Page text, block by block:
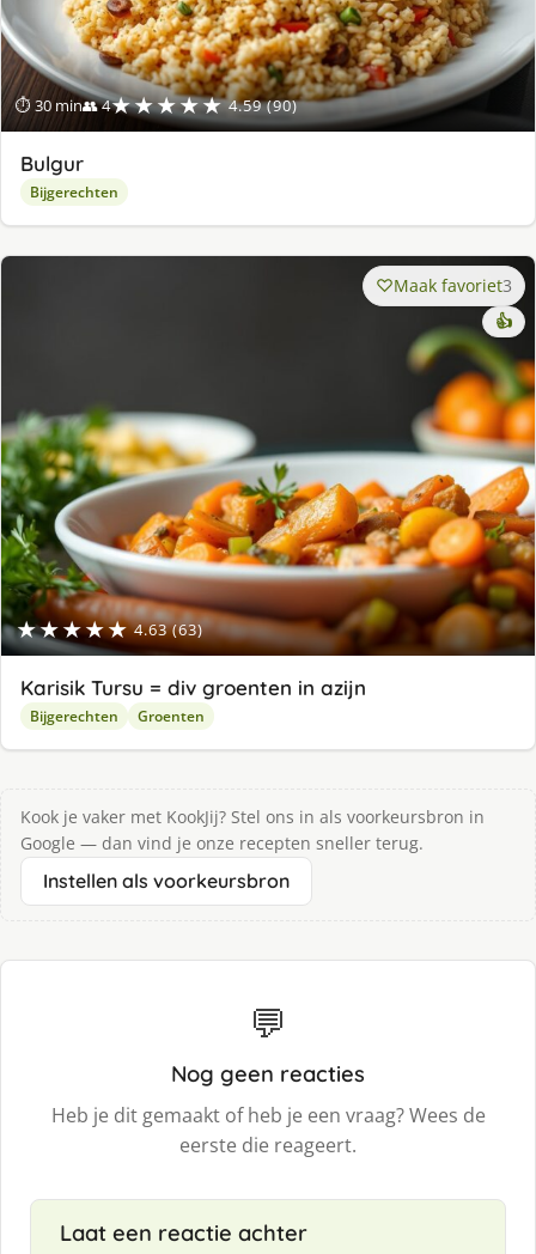
⏱ 30 min👥 4★★★★★ 4.59 (90)
Bulgur
Bijgerechten
★★★★★ 4.63 (63)
Maak favoriet3
👍
Karisik Tursu = div groenten in azijn
Bijgerechten Groenten
Kook je vaker met KookJij? Stel ons in als voorkeursbron in
Google — dan vind je onze recepten sneller terug.
Instellen als voorkeursbron
💬
Nog geen reacties
Heb je dit gemaakt of heb je een vraag? Wees de
eerste die reageert.
Laat een reactie achter